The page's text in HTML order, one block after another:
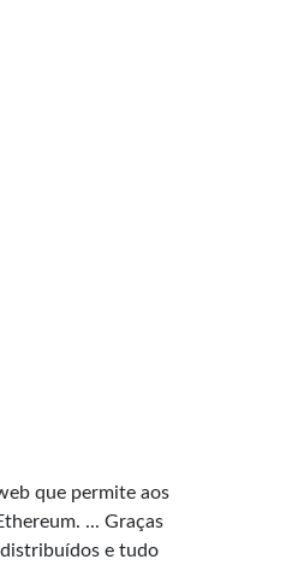
que permite aos
... Graças
e tudo